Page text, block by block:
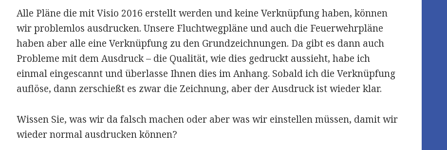
Alle Pläne die mit Visio 2016 erstellt werden und keine Verknüpfung haben, können
wir problemlos ausdrucken. Unsere Fluchtwegpläne und auch die Feuerwehrpläne
haben aber alle eine Verknüpfung zu den Grundzeichnungen. Da gibt es dann auch
Probleme mit dem Ausdruck – die Qualität, wie dies gedruckt aussieht, habe ich
einmal eingescannt und überlasse Ihnen dies im Anhang. Sobald ich die Verknüpfung
auflöse, dann zerschießt es zwar die Zeichnung, aber der Ausdruck ist wieder klar.
Wissen Sie, was wir da falsch machen oder aber was wir einstellen müssen, damit wir
wieder normal ausdrucken können?